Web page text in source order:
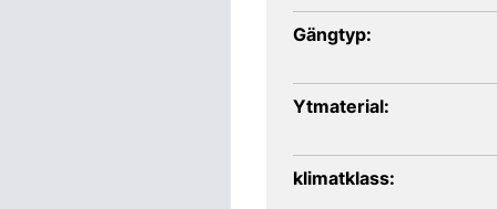
Gängtyp:
Ytmaterial:
klimatklass: